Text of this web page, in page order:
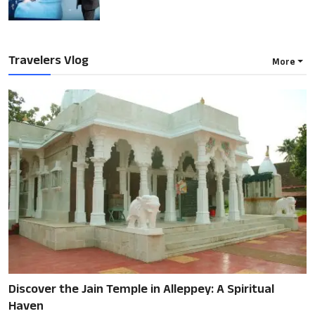
Travelers Vlog More
Discover the Jain Temple in Alleppey: A Spiritual
Haven